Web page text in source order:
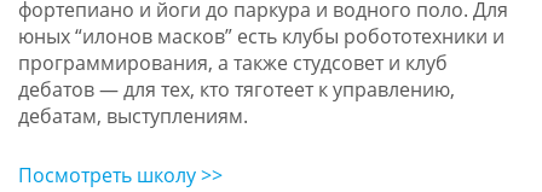
фортепиано и йоги до паркура и водного поло. Для
юных “илонов масков” есть клубы робототехники и
программирования, а также студсовет и клуб
дебатов — для тех, кто тяготеет к управлению,
дебатам, выступлениям.
Посмотреть школу >>